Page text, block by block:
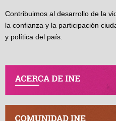
Contribuimos al desarrollo de la
la confianza y la participación
y política del país.